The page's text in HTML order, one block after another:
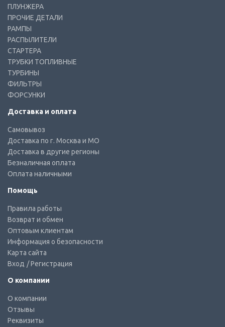
ПЛУНЖЕРА
ПРОЧИЕ ДЕТАЛИ
РАМПЫ
РАСПЫЛИТЕЛИ
СТАРТЕРА
ТРУБКИ ТОПЛИВНЫЕ
ТУРБИНЫ
ФИЛЬТРЫ
ФОРСУНКИ
Доставка и оплата
Самовывоз
Доставка по г. Москва и МО
Доставка в другие регионы
Безналичная оплата
Оплата наличными
Помощь
Правила работы
Возврат и обмен
Оптовым клиентам
Информация о безопасности
Карта сайта
Вход / Регистрация
О компании
О компании
Отзывы
Реквизиты